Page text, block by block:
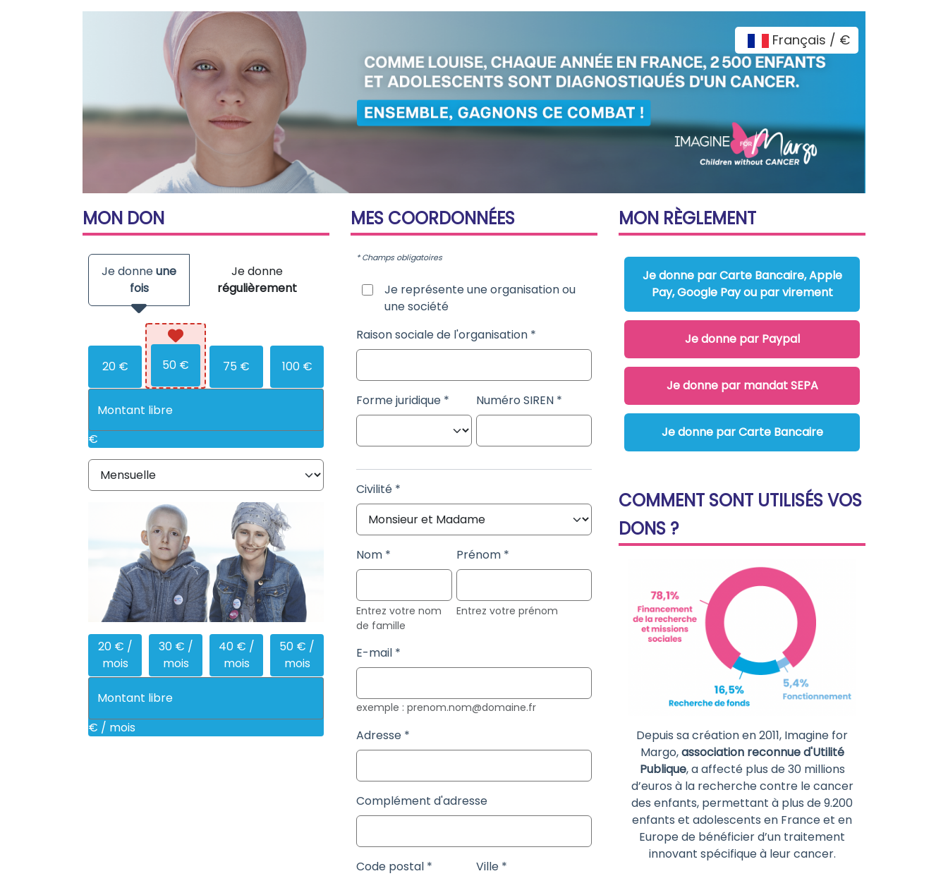
Français / €
MON DON
Je donneune
fois
Je donne
régulièrement
20 € 50 € 75 € 100 €
€
20 € /
mois
30 € /
mois
40 € /
mois
50 € /
mois
€ / mois
MES COORDONNÉES
* Champs obligatoires
Je représente une organisation ou
une société
Raison sociale de l'organisation
Forme juridique Numéro SIREN
Civilité
Nom
Entrez votre nom
de famille
Prénom
Entrez votre prénom
E-mail
exemple : prenom.nom@domaine.fr
Adresse
Complément d'adresse
Code postal Ville
MON RÈGLEMENT
Je donne par Carte Bancaire, Apple
Pay, Google Pay ou par virement
Je donne par Paypal
Je donne par mandat SEPA
Je donne par Carte Bancaire
COMMENT SONT UTILISÉS VOS
DONS ?
Depuis sa création en 2011, Imagine for
Margo,association reconnue d'Utilité
Publique, a affecté plus de 30 millions
d’euros à la recherche contre le cancer
des enfants, permettant à plus de 9.200
enfants et adolescents en France et en
Europe de bénéficier d’un traitement
innovant spécifique à leur cancer.